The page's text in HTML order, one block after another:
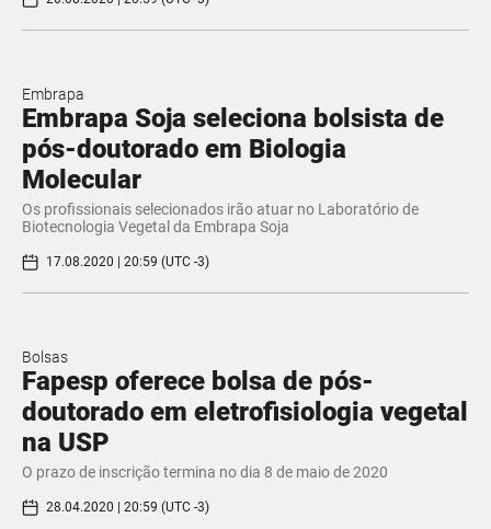
Embrapa
Embrapa Soja seleciona bolsista de
pós-doutorado em Biologia
Molecular
Os profissionais selecionados irão atuar no Laboratório de
Biotecnologia Vegetal da Embrapa Soja
17.08.2020 | 20:59 (UTC -3)
Bolsas
Fapesp oferece bolsa de pós-
doutorado em eletrofisiologia vegetal
na USP
O prazo de inscrição termina no dia 8 de maio de 2020
28.04.2020 | 20:59 (UTC -3)